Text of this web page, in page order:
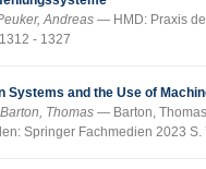
Andreas
HMD: Praxis
- 1327
Systems and the Use of
Thomas
Barton,
Springer Fachmedien 2023 S.